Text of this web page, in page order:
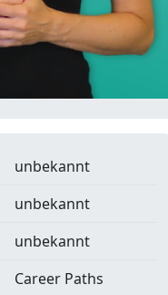
unbekannt
unbekannt
unbekannt
Career Paths